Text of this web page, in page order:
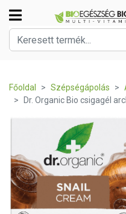
Főoldal Szépségápolás
Dr. Organic Bio csigagél